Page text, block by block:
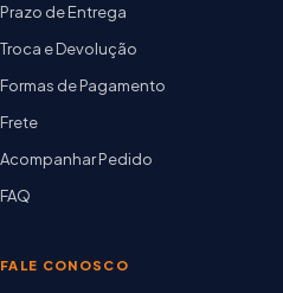
Prazo de Entrega
Troca e Devolução
Formas de Pagamento
Frete
Acompanhar Pedido
FAQ
FALE CONOSCO